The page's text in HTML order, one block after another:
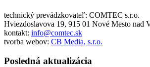
technický prevádzkovateľ: COMTEC s.r.o.
Hviezdoslavova 19, 915 01 Nové Mesto nad
kontakt: info@comtec.sk
tvorba webov: CB Media, s.r.o.
Posledná aktualizácia